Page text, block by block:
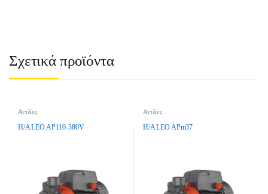
Σχετικά προϊόντα
Αντλίες
H/A LEO AP110-380V
Αντλίες
H/A LEO APm37